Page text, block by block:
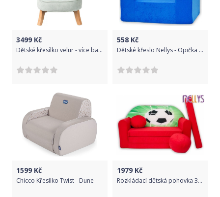
3499 Kč
Dětské křesílko velur - více barev mintová + nohy 25cm
558 Kč
Dětské křeslo Nellys - Opička Nellys modrá
1599 Kč
Chicco Křesílko Twist - Dune
1979 Kč
Rozkládací dětská pohovka 36R